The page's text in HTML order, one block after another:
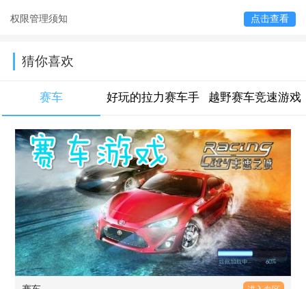
权限管理须知 点击查看
猜你喜欢
赛车 好玩的拉力赛车手
游
越野赛车竞速游戏